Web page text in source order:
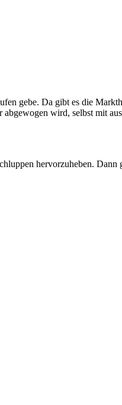
gebe. Da gibt es die
wird, selbst mit
hervorzuheben.